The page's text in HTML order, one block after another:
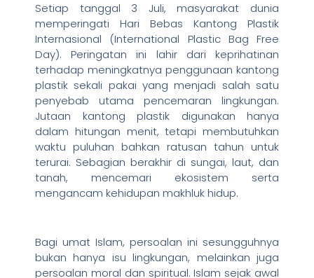
Setiap tanggal 3 Juli, masyarakat dunia
memperingati Hari Bebas Kantong Plastik
Internasional (International Plastic Bag Free
Day). Peringatan ini lahir dari keprihatinan
terhadap meningkatnya penggunaan kantong
plastik sekali pakai yang menjadi salah satu
penyebab utama pencemaran lingkungan.
Jutaan kantong plastik digunakan hanya
dalam hitungan menit, tetapi membutuhkan
waktu puluhan bahkan ratusan tahun untuk
terurai. Sebagian berakhir di sungai, laut, dan
tanah, mencemari ekosistem serta
mengancam kehidupan makhluk hidup.
Bagi umat Islam, persoalan ini sesungguhnya
bukan hanya isu lingkungan, melainkan juga
persoalan moral dan spiritual. Islam sejak awal